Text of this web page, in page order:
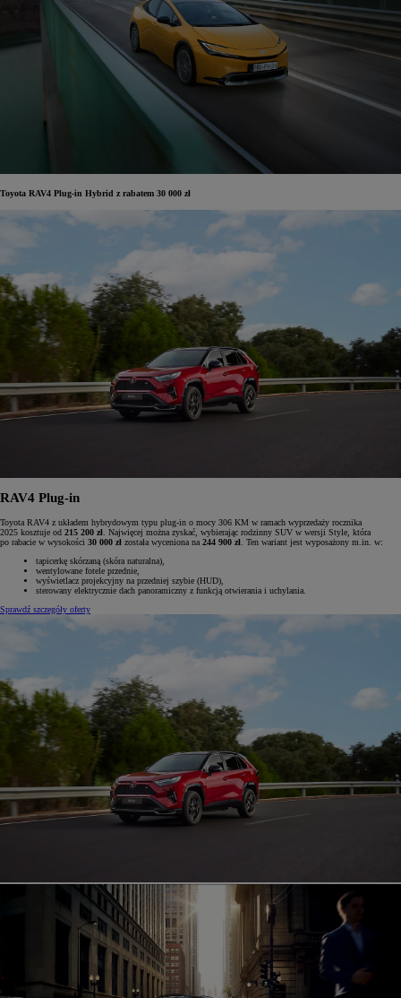
Toyota RAV4 Plug-in Hybrid z rabatem 30 000 zł
RAV4 Plug-in
Toyota RAV4 z układem hybrydowym typu plug-in o mocy 306 KM w ramach wyprzedaży rocznika
2025 kosztuje od 215 200 zł . Najwięcej można zyskać, wybierając rodzinny SUV w wersji Style, która
po rabacie w wysokości 30 000 zł została wyceniona na 244 900 zł . Ten wariant jest wyposażony m.in. w:
tapicerkę skórzaną (skóra naturalna),
wentylowane fotele przednie,
wyświetlacz projekcyjny na przedniej szybie (HUD),
sterowany elektrycznie dach panoramiczny z funkcją otwierania i uchylania.
Sprawdź szczegóły oferty